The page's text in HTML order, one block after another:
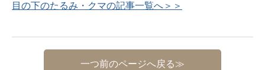
目の下のたるみ・クマの記事一覧へ＞＞
一つ前のページへ戻る≫